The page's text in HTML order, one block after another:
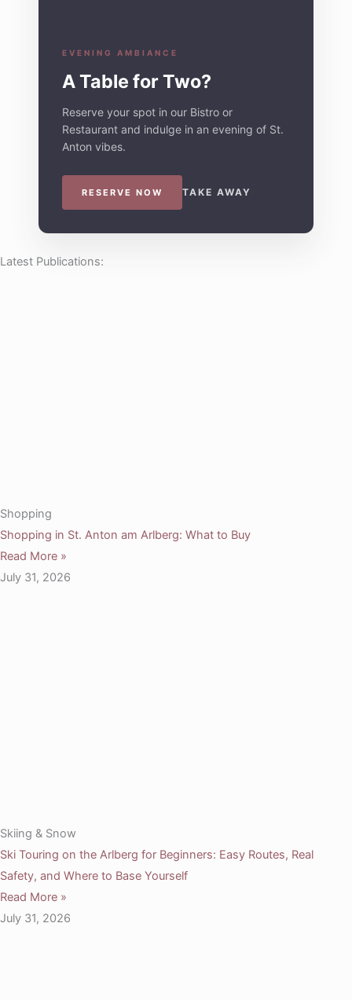
EVENING AMBIANCE
A Table for Two?
Reserve your spot in our Bistro or
Restaurant and indulge in an evening of St.
Anton vibes.
RESERVE NOW TAKE AWAY
Latest Publications:
Shopping
Shopping in St. Anton am Arlberg: What to Buy
Read More »
July 31, 2026
Skiing & Snow
Ski Touring on the Arlberg for Beginners: Easy Routes, Real
Safety, and Where to Base Yourself
Read More »
July 31, 2026